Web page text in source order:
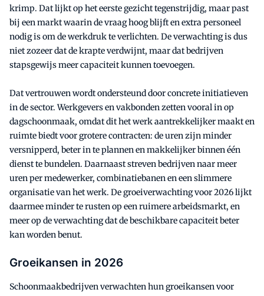
krimp. Dat lijkt op het eerste gezicht tegenstrijdig, maar past
bij een markt waarin de vraag hoog blijft en extra personeel
nodig is om de werkdruk te verlichten. De verwachting is dus
niet zozeer dat de krapte verdwijnt, maar dat bedrijven
stapsgewijs meer capaciteit kunnen toevoegen.
Dat vertrouwen wordt ondersteund door concrete initiatieven
in de sector. Werkgevers en vakbonden zetten vooral in op
dagschoonmaak, omdat dit het werk aantrekkelijker maakt en
ruimte biedt voor grotere contracten: de uren zijn minder
versnipperd, beter in te plannen en makkelijker binnen één
dienst te bundelen. Daarnaast streven bedrijven naar meer
uren per medewerker, combinatiebanen en een slimmere
organisatie van het werk. De groeiverwachting voor 2026 lijkt
daarmee minder te rusten op een ruimere arbeidsmarkt, en
meer op de verwachting dat de beschikbare capaciteit beter
kan worden benut.
Groeikansen in 2026
Schoonmaakbedrijven verwachten hun groeikansen voor